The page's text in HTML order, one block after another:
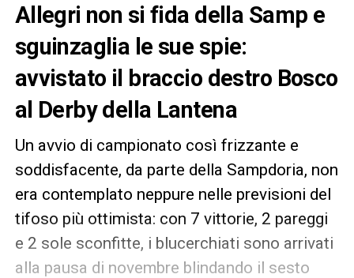
Allegri non si fida della Samp e
sguinzaglia le sue spie:
avvistato il braccio destro Bosco
al Derby della Lantena
Un avvio di campionato così frizzante e
soddisfacente, da parte della Sampdoria, non
era contemplato neppure nelle previsioni del
tifoso più ottimista: con 7 vittorie, 2 pareggi
e 2 sole sconfitte, i blucerchiati sono arrivati
alla pausa di novembre blindando il sesto